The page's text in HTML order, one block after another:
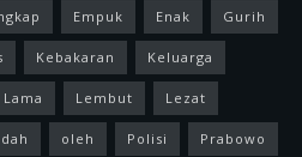
Empuk Enak Gurih
Kebakaran Keluarga
Lama Lembut Lezat
oleh Polisi Prabowo